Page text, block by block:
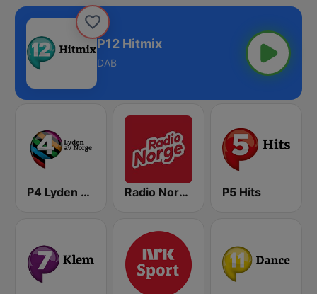
P12 Hitmix
DAB
P4 Lyden av Norge Radio Norge P5 Hits